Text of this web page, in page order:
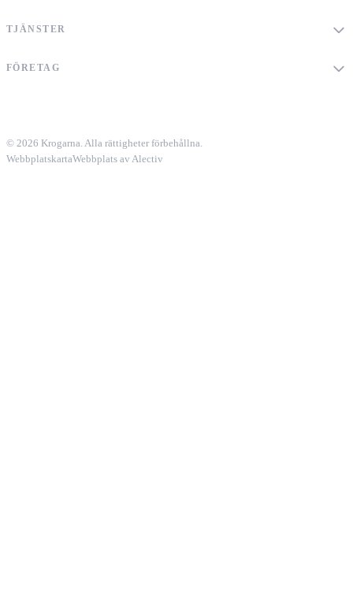
TJÄNSTER
FÖRETAG
© 2026 Krogarna. Alla rättigheter förbehållna.
WebbplatskartaWebbplats av Alectiv